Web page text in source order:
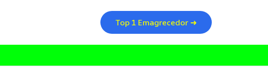
Top 1 Emagrecedor ➜